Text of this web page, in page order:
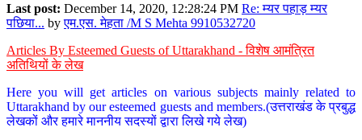
Last post: December 14, 2020, 12:28:24 PM Re: म्यर पहाड़ म्यर
पछिया... byएम.एस. मेहता /M S Mehta 9910532720
Articles By Esteemed Guests of Uttarakhand - विशेष आमंत्रित
अतिथियों के लेख
Here you will get articles on various subjects mainly related to
Uttarakhand by our esteemed guests and members.(उत्तराखंड के प्रबुद्ध
लेखकों और हमारे माननीय सदस्यों द्वारा लिखे गये लेख)